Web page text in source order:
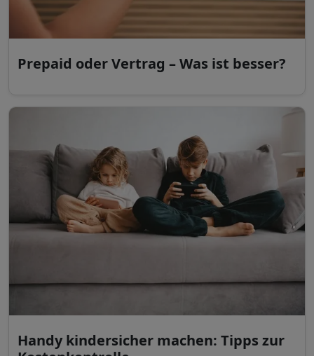
Prepaid oder Vertrag – Was ist besser?
Handy kindersicher machen: Tipps zur